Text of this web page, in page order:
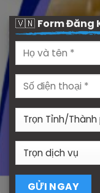
🇻🇳 Form Đăng